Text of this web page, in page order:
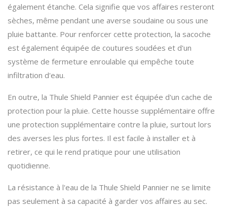
également étanche. Cela signifie que vos affaires resteront
sèches, même pendant une averse soudaine ou sous une
pluie battante. Pour renforcer cette protection, la sacoche
est également équipée de coutures soudées et d'un
système de fermeture enroulable qui empêche toute
infiltration d'eau.
En outre, la Thule Shield Pannier est équipée d'un cache de
protection pour la pluie. Cette housse supplémentaire offre
une protection supplémentaire contre la pluie, surtout lors
des averses les plus fortes. Il est facile à installer et à
retirer, ce qui le rend pratique pour une utilisation
quotidienne.
La résistance à l'eau de la Thule Shield Pannier ne se limite
pas seulement à sa capacité à garder vos affaires au sec.